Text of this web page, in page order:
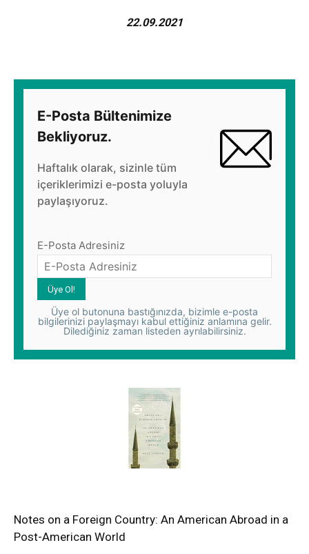
22.09.2021
E-Posta Bültenimize
Bekliyoruz.
Haftalık olarak, sizinle tüm
içeriklerimizi e-posta yoluyla
paylaşıyoruz.
E-Posta Adresiniz
Üye ol butonuna bastığınızda, bizimle e-posta
bilgilerinizi paylaşmayı kabul ettiğiniz anlamına gelir.
Dilediğiniz zaman listeden ayrılabilirsiniz.
Notes on a Foreign Country: An American Abroad in a
Post-American World